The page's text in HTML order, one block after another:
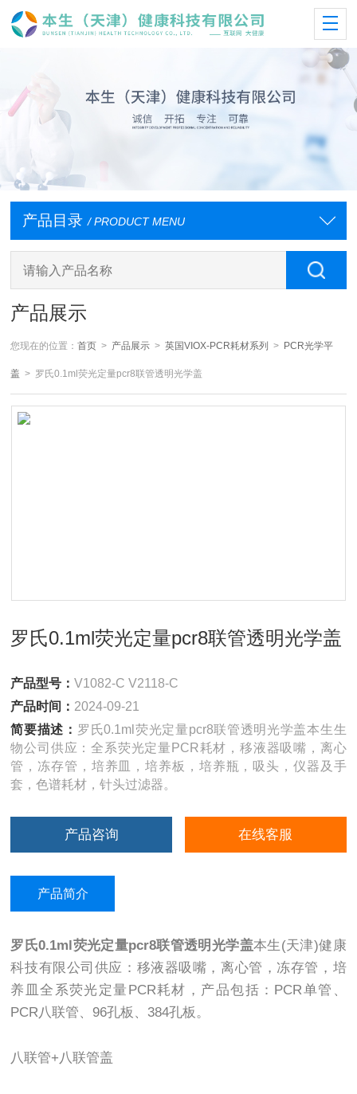
产品目录 / PRODUCT MENU
产品展示
您现在的位置：首页 > 产品展示 >英国VIOX-PCR耗材系列 > PCR光学平
盖 > 罗氏0.1ml荧光定量pcr8联管透明光学盖
罗氏0.1ml荧光定量pcr8联管透明光学盖
产品型号：V1082-C V2118-C
产品时间： 2024-09-21
简要描述： 罗氏0.1ml荧光定量pcr8联管透明光学盖本生生
物公司供应：全系荧光定量PCR耗材，移液器吸嘴，离心
管，冻存管，培养皿，培养板，培养瓶，吸头，仪器及手
套，色谱耗材，针头过滤器。
产品咨询 在线客服
产品简介
罗氏0.1ml荧光定量pcr8联管透明光学盖本生(天津)健康
科技有限公司供应：移液器吸嘴，离心管，冻存管，培
养皿全系荧光定量PCR耗材，产品包括：PCR单管、
PCR八联管、96孔板、384孔板。
八联管+八联管盖